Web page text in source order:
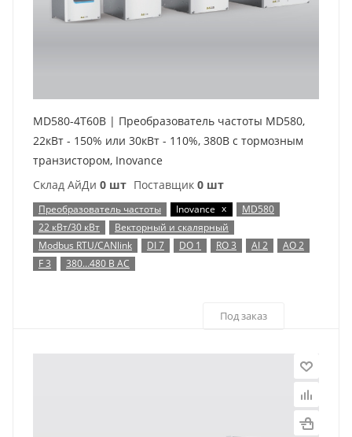
MD580-4T60B | Преобразователь частоты MD580,
22кВт - 150% или 30кВт - 110%, 380В с тормозным
транзистором, Inovance
Склад АйДи 0 шт Поставщик 0 шт
Преобразователь частоты Inovance x
MD580
22 кВт/30 кВт
Векторный и скалярный
Modbus RTU/CANlink
DI 7 DO 1 RO 3 AI 2
AO 2
F 3
380…480 В AC
Под заказ